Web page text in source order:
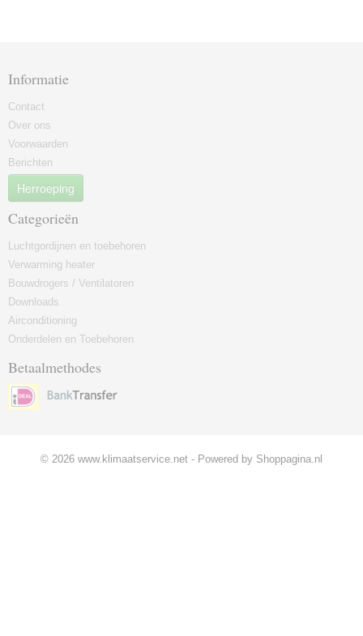
Informatie
Contact
Over ons
Voorwaarden
Berichten
Herroeping
Categorieën
Luchtgordijnen en toebehoren
Verwarming heater
Bouwdrogers / Ventilatoren
Downloads
Airconditioning
Onderdelen en Toebehoren
Betaalmethodes
© 2026 www.klimaatservice.net - Powered by Shoppagina.nl